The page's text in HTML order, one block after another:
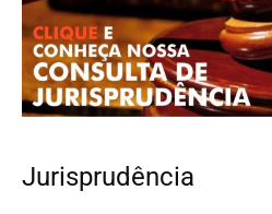
Jurisprudência